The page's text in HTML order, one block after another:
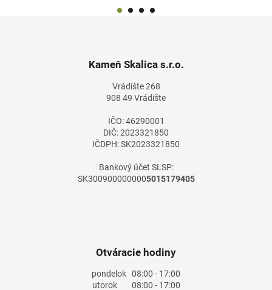
Kameň Skalica s.r.o.
Vrádište 268
908 49 Vrádište
IČO: 46290001
DIČ: 2023321850
IČDPH: SK2023321850
Bankový účet SLSP:
SK3009000000005015179405
Otváracie hodiny
pondelok 08:00 - 17:00
utorok08:00 - 17:00